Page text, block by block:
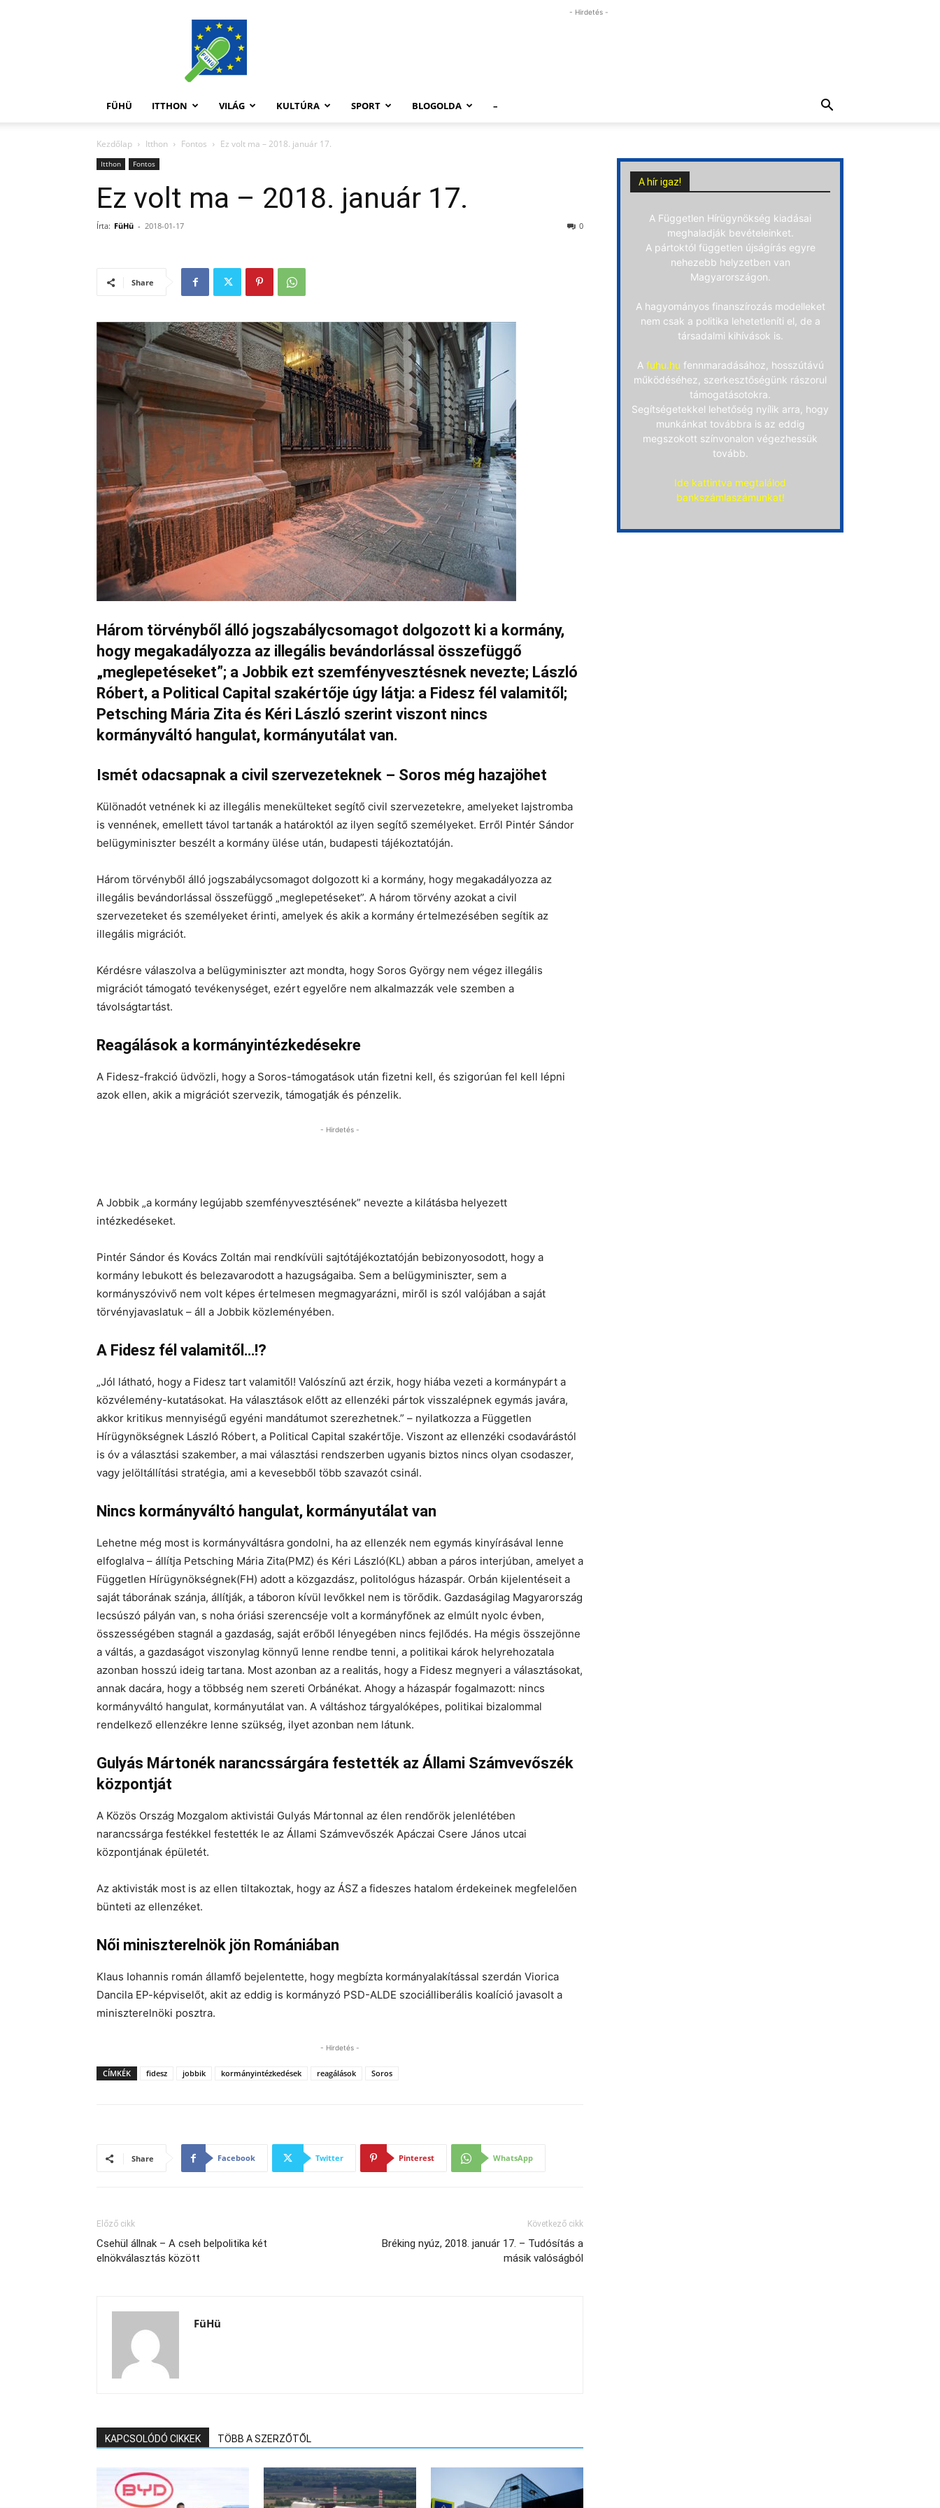
FüHü
- Hirdetés -
FÜHÜ ITTHON VILÁG KULTÚRA SPORT BLOGOLDA –
Kezdőlap Itthon Fontos Ez volt ma – 2018. január 17.
Itthon Fontos
Ez volt ma – 2018. január 17.
Írta: FüHü - 2018-01-17 0
Share
Három törvényből álló jogszabálycsomagot dolgozott ki a kormány,
hogy megakadályozza az illegális bevándorlással összefüggő
„meglepetéseket”; a Jobbik ezt szemfényvesztésnek nevezte; László
Róbert, a Political Capital szakértője úgy látja: a Fidesz fél valamitől;
Petsching Mária Zita és Kéri László szerint viszont nincs
kormányváltó hangulat, kormányutálat van.
Ismét odacsapnak a civil szervezeteknek – Soros még hazajöhet
Különadót vetnének ki az illegális menekülteket segítő civil szervezetekre, amelyeket lajstromba
is vennének, emellett távol tartanák a határoktól az ilyen segítő személyeket. Erről Pintér Sándor
belügyminiszter beszélt a kormány ülése után, budapesti tájékoztatóján.
Három törvényből álló jogszabálycsomagot dolgozott ki a kormány, hogy megakadályozza az
illegális bevándorlással összefüggő „meglepetéseket”. A három törvény azokat a civil
szervezeteket és személyeket érinti, amelyek és akik a kormány értelmezésében segítik az
illegális migrációt.
Kérdésre válaszolva a belügyminiszter azt mondta, hogy Soros György nem végez illegális
migrációt támogató tevékenységet, ezért egyelőre nem alkalmazzák vele szemben a
távolságtartást.
Reagálások a kormányintézkedésekre
A Fidesz-frakció üdvözli, hogy a Soros-támogatások után fizetni kell, és szigorúan fel kell lépni
azok ellen, akik a migrációt szervezik, támogatják és pénzelik.
- Hirdetés -
A Jobbik „a kormány legújabb szemfényvesztésének” nevezte a kilátásba helyezett
intézkedéseket.
Pintér Sándor és Kovács Zoltán mai rendkívüli sajtótájékoztatóján bebizonyosodott, hogy a
kormány lebukott és belezavarodott a hazugságaiba. Sem a belügyminiszter, sem a
kormányszóvivő nem volt képes értelmesen megmagyarázni, miről is szól valójában a saját
törvényjavaslatuk – áll a Jobbik közleményében.
A Fidesz fél valamitől…!?
„Jól látható, hogy a Fidesz tart valamitől! Valószínű azt érzik, hogy hiába vezeti a kormánypárt a
közvélemény-kutatásokat. Ha választások előtt az ellenzéki pártok visszalépnek egymás javára,
akkor kritikus mennyiségű egyéni mandátumot szerezhetnek.” – nyilatkozza a Független
Hírügynökségnek László Róbert, a Political Capital szakértője. Viszont az ellenzéki csodavárástól
is óv a választási szakember, a mai választási rendszerben ugyanis biztos nincs olyan csodaszer,
vagy jelöltállítási stratégia, ami a kevesebből több szavazót csinál.
Nincs kormányváltó hangulat, kormányutálat van
Lehetne még most is kormányváltásra gondolni, ha az ellenzék nem egymás kinyírásával lenne
elfoglalva – állítja Petsching Mária Zita(PMZ) és Kéri László(KL) abban a páros interjúban, amelyet a
Független Hírügynökségnek(FH) adott a közgazdász, politológus házaspár. Orbán kijelentéseit a
saját táborának szánja, állítják, a táboron kívül levőkkel nem is törődik. Gazdaságilag Magyarország
lecsúszó pályán van, s noha óriási szerencséje volt a kormányfőnek az elmúlt nyolc évben,
összességében stagnál a gazdaság, saját erőből lényegében nincs fejlődés. Ha mégis összejönne
a váltás, a gazdaságot viszonylag könnyű lenne rendbe tenni, a politikai károk helyrehozatala
azonban hosszú ideig tartana. Most azonban az a realitás, hogy a Fidesz megnyeri a választásokat,
annak dacára, hogy a többség nem szereti Orbánékat. Ahogy a házaspár fogalmazott: nincs
kormányváltó hangulat, kormányutálat van. A váltáshoz tárgyalóképes, politikai bizalommal
rendelkező ellenzékre lenne szükség, ilyet azonban nem látunk.
Gulyás Mártonék narancssárgára festették az Állami Számvevőszék
központját
A Közös Ország Mozgalom aktivistái Gulyás Mártonnal az élen rendőrök jelenlétében
narancssárga festékkel festették le az Állami Számvevőszék Apáczai Csere János utcai
központjának épületét.
Az aktivisták most is az ellen tiltakoztak, hogy az ÁSZ a fideszes hatalom érdekeinek megfelelően
bünteti az ellenzéket.
Női miniszterelnök jön Romániában
Klaus Iohannis román államfő bejelentette, hogy megbízta kormányalakítással szerdán Viorica
Dancila EP-képviselőt, akit az eddig is kormányzó PSD-ALDE szociálliberális koalíció javasolt a
miniszterelnöki posztra.
- Hirdetés -
CÍMKÉK fidesz jobbik kormányintézkedések reagálások Soros
Share Facebook Twitter Pinterest WhatsApp
Előző cikk
Csehül állnak – A cseh belpolitika két
elnökválasztás között
Következő cikk
Bréking nyúz, 2018. január 17. – Tudósítás a
másik valóságból
FüHü
KAPCSOLÓDÓ CIKKEK TÖBB A SZERZŐTŐL
A hír igaz!
A Független Hírügynökség kiadásai
meghaladják bevételeinket.
A pártoktól független újságírás egyre
nehezebb helyzetben van
Magyarországon.
A hagyományos finanszírozás modelleket
nem csak a politika lehetetleníti el, de a
társadalmi kihívások is.
A fuhu.hu fennmaradásához, hosszútávú
működéséhez, szerkesztőségünk rászorul
támogatásotokra.
Segítségetekkel lehetőség nyílik arra, hogy
munkánkat továbbra is az eddig
megszokott színvonalon végezhessük
tovább.
Ide kattintva megtalálod
bankszámlaszámunkat!